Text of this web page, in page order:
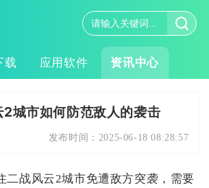
载 应用软件 资讯中心
2城市如何防范敌人的袭击
发布时间： 2025-06-18 08:28:57
二战风云2城市免遭敌方突袭，需要